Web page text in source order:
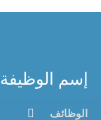
إسم الوظيفة
الوظائف